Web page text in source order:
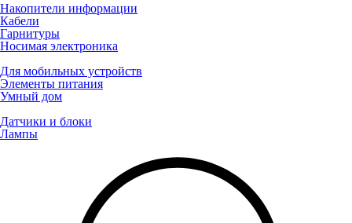
Накопители информации
Кабели
Гарнитуры
Носимая электроника
Для мобильных устройств
Элементы питания
Умный дом
Датчики и блоки
Лампы